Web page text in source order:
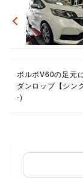
ボルボV60の足元
ダンロップ【シン
-)